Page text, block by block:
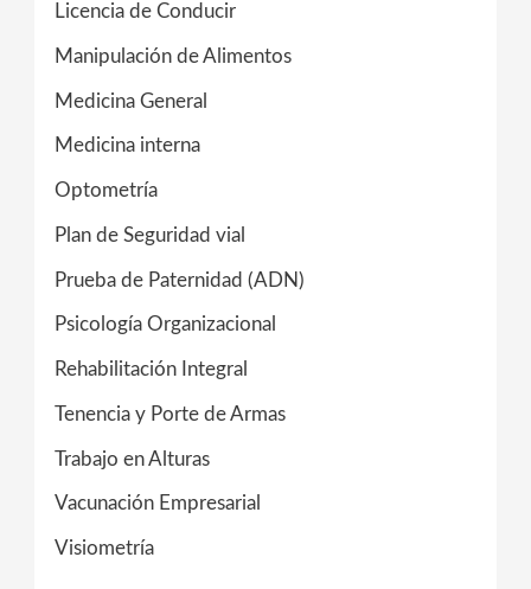
Licencia de Conducir
Manipulación de Alimentos
Medicina General
Medicina interna
Optometría
Plan de Seguridad vial
Prueba de Paternidad (ADN)
Psicología Organizacional
Rehabilitación Integral
Tenencia y Porte de Armas
Trabajo en Alturas
Vacunación Empresarial
Visiometría